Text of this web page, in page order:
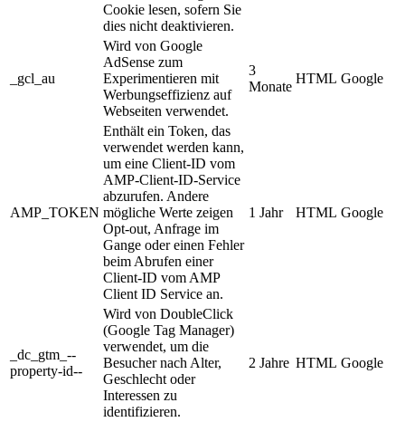
Cookie lesen, sofern Sie
dies nicht deaktivieren.
_gcl_au
Wird von Google
AdSense zum
Experimentieren mit
Werbungseffizienz auf
Webseiten verwendet.
3
Monate
HTML Google
AMP_TOKEN
Enthält ein Token, das
verwendet werden kann,
um eine Client-ID vom
AMP-Client-ID-Service
abzurufen. Andere
mögliche Werte zeigen
Opt-out, Anfrage im
Gange oder einen Fehler
beim Abrufen einer
Client-ID vom AMP
Client ID Service an.
1 Jahr HTML Google
_dc_gtm_--
property-id--
Wird von DoubleClick
(Google Tag Manager)
verwendet, um die
Besucher nach Alter,
Geschlecht oder
Interessen zu
identifizieren.
2 Jahre HTML Google